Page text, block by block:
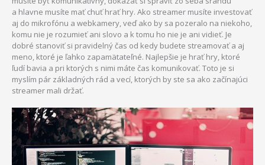
a hlavne musíte mať chuť hrať hry. Ako streamer musíte investovať
aj do mikrofónu a webkamery, veď ako by sa pozeralo na niekoho,
komu nie je rozumieť ani slovo a k tomu ho nie je ani vidieť. Je
dobré stanoviť si pravidelný čas od kedy budete streamovať a aj
meno, ktoré je ľahko zapamätateľné. Najlepšie je hrať hry, ktoré
ľudí bavia a pri ktorých s nimi máte čas komunikovať. Toto je si
myslím pár základných rád a vecí, ktorých by ste sa ako začínajúci
streamer mali držať.